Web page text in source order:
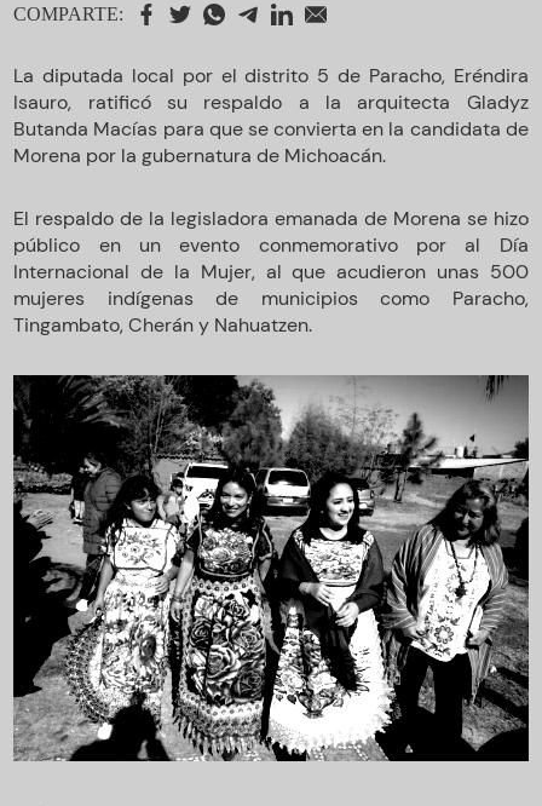
COMPARTE:
La diputada local por el distrito 5 de Paracho, Eréndira
Isauro, ratificó su respaldo a la arquitecta Gladyz
Butanda Macías para que se convierta en la candidata de
Morena por la gubernatura de Michoacán.
El respaldo de la legisladora emanada de Morena se hizo
público en un evento conmemorativo por al Día
Internacional de la Mujer, al que acudieron unas 500
mujeres indígenas de municipios como Paracho,
Tingambato, Cherán y Nahuatzen.